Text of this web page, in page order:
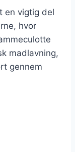
en vigtig del
hvor
madlavning,
gennem